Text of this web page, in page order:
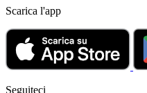
Scarica l'app
Seguiteci